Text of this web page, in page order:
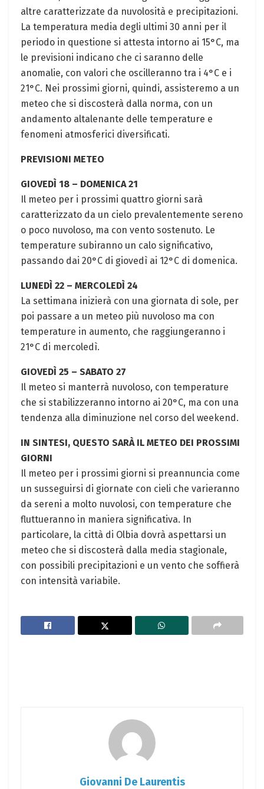
altre caratterizzate da nuvolosità e precipitazioni.
La temperatura media degli ultimi 30 anni per il
periodo in questione si attesta intorno ai 15°C, ma
le previsioni indicano che ci saranno delle
anomalie, con valori che oscilleranno tra i 4°C e i
21°C. Nei prossimi giorni, quindi, assisteremo a un
meteo che si discosterà dalla norma, con un
andamento altalenante delle temperature e
fenomeni atmosferici diversificati.
PREVISIONI METEO
GIOVEDÌ 18 – DOMENICA 21
Il meteo per i prossimi quattro giorni sarà
caratterizzato da un cielo prevalentemente sereno
o poco nuvoloso, ma con vento sostenuto. Le
temperature subiranno un calo significativo,
passando dai 20°C di giovedì ai 12°C di domenica.
LUNEDÌ 22 – MERCOLEDÌ 24
La settimana inizierà con una giornata di sole, per
poi passare a un meteo più nuvoloso ma con
temperature in aumento, che raggiungeranno i
21°C di mercoledì.
GIOVEDÌ 25 – SABATO 27
Il meteo si manterrà nuvoloso, con temperature
che si stabilizzeranno intorno ai 20°C, ma con una
tendenza alla diminuzione nel corso del weekend.
IN SINTESI, QUESTO SARÀ IL METEO DEI PROSSIMI
GIORNI
Il meteo per i prossimi giorni si preannuncia come
un susseguirsi di giornate con cieli che varieranno
da sereni a molto nuvolosi, con temperature che
fluttueranno in maniera significativa. In
particolare, la città di Olbia dovrà aspettarsi un
meteo che si discosterà dalla media stagionale,
con possibili precipitazioni e un vento che soffierà
con intensità variabile.
Giovanni De Laurentis